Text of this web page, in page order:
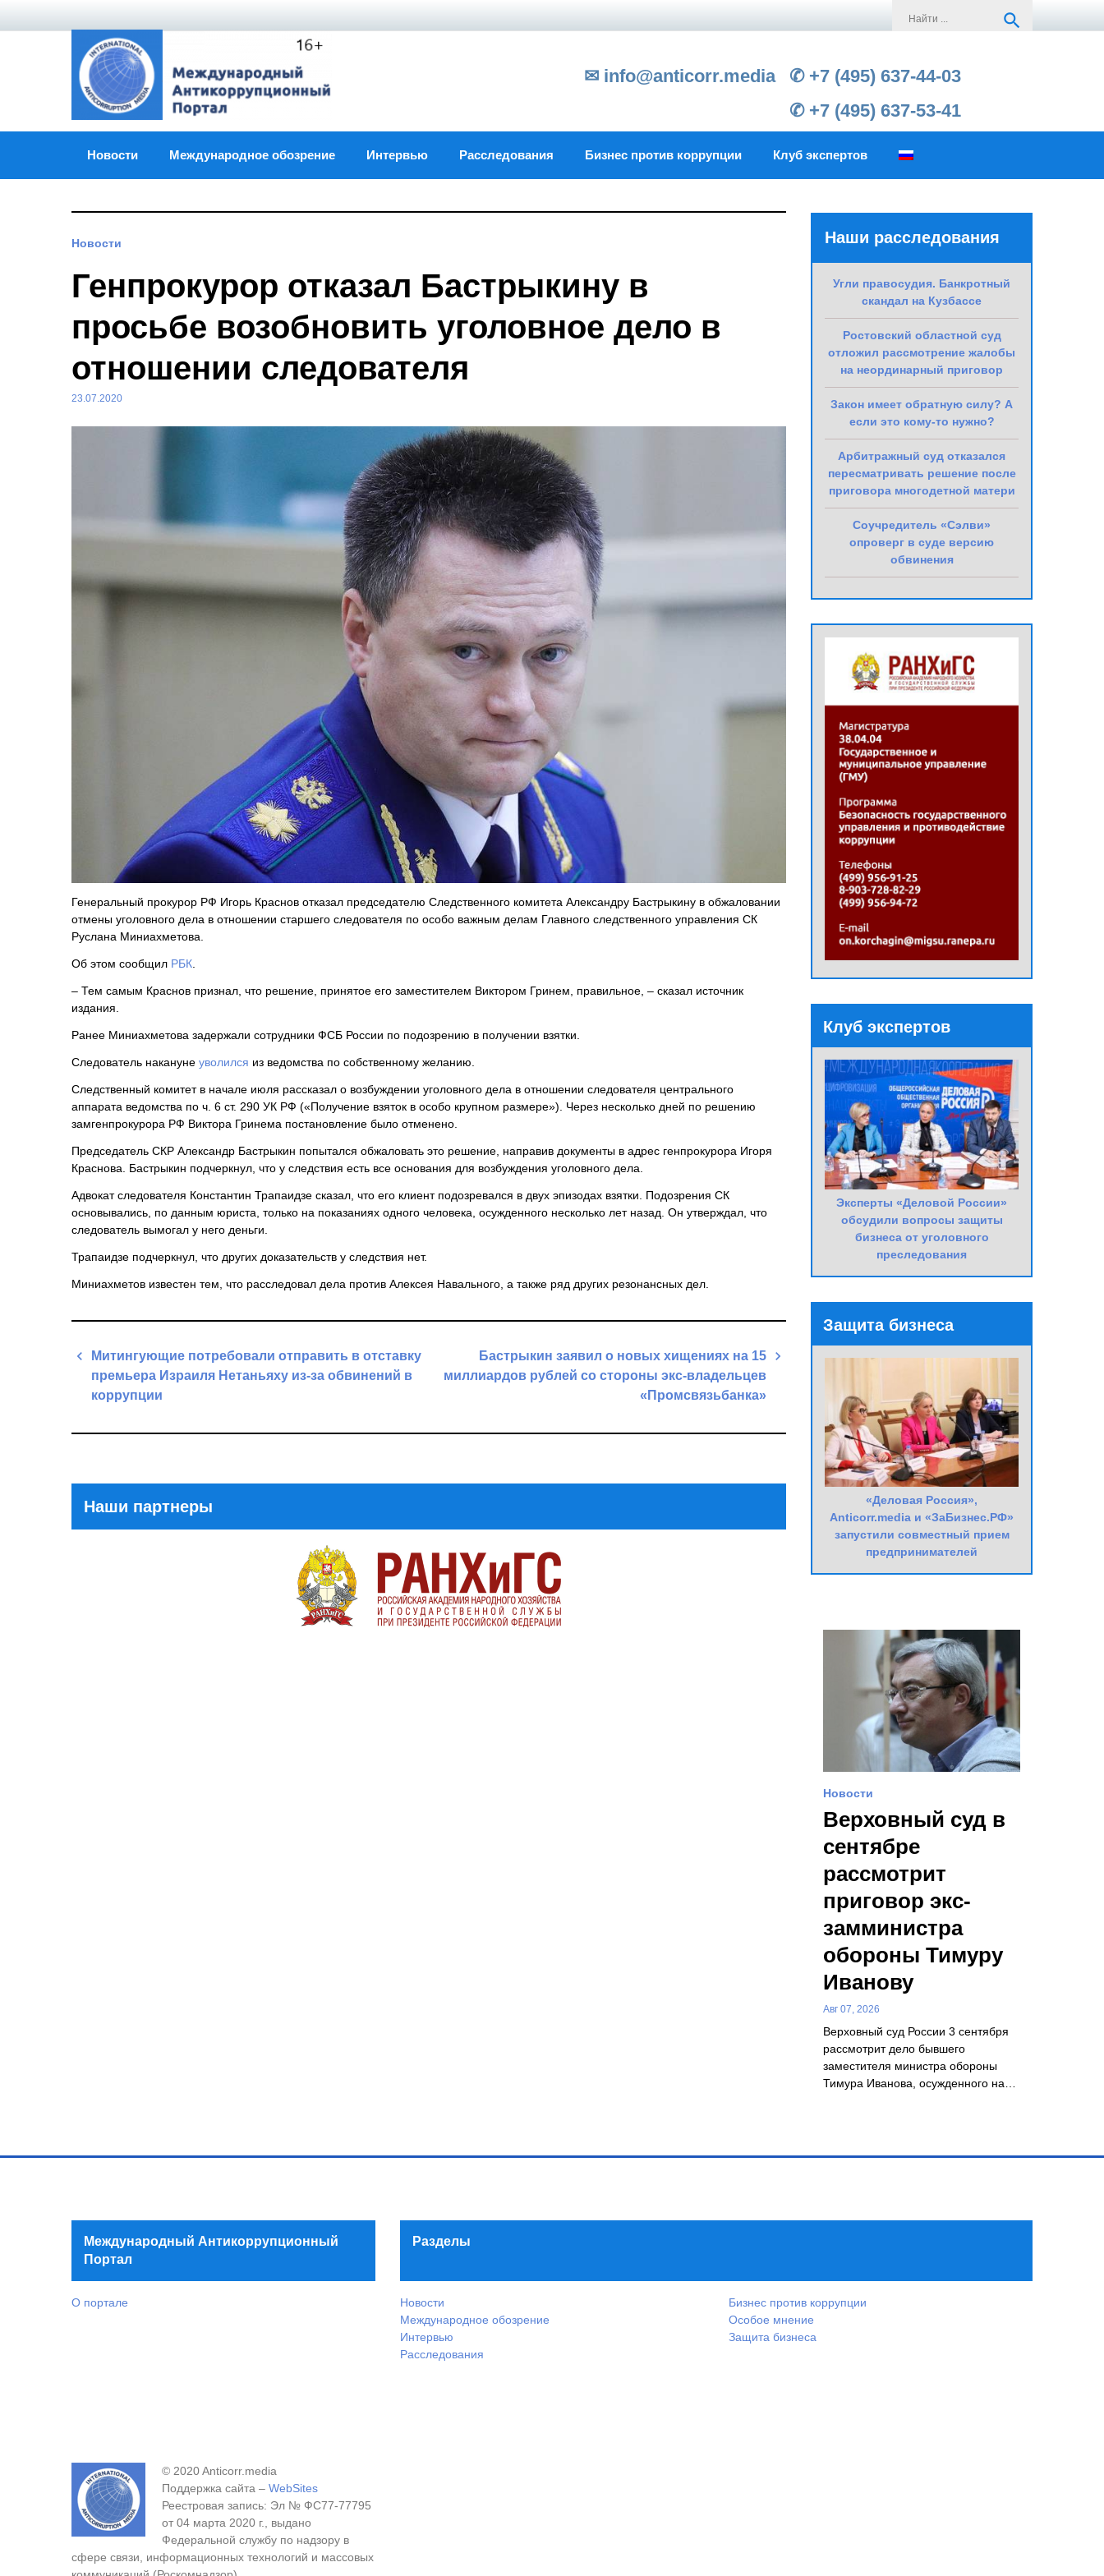
search
✉ info@anticorr.media
✆ +7 (495) 637-44-03
✆ +7 (495) 637-53-41
Новости Международное обозрение Интервью Расследования Бизнес против коррупции Клуб экспертов
Новости
Генпрокурор отказал Бастрыкину в
просьбе возобновить уголовное дело в
отношении следователя
23.07.2020
Генеральный прокурор РФ Игорь Краснов отказал председателю Следственного комитета Александру Бастрыкину в обжаловании
отмены уголовного дела в отношении старшего следователя по особо важным делам Главного следственного управления СК
Руслана Миниахметова.
Об этом сообщил РБК
– Тем самым Краснов признал, что решение, принятое его заместителем Виктором Гринем, правильное, – сказал источник
издания.
Ранее Миниахметова задержали сотрудники ФСБ России по подозрению в получении взятки.
Следователь накануне уволился из ведомства по собственному желанию.
Следственный комитет в начале июля рассказал о возбуждении уголовного дела в отношении следователя центрального
аппарата ведомства по ч. 6 ст. 290 УК РФ («Получение взяток в особо крупном размере»). Через несколько дней по решению
замгенпрокурора РФ Виктора Гринема постановление было отменено.
Председатель СКР Александр Бастрыкин попытался обжаловать это решение, направив документы в адрес генпрокурора Игоря
Краснова. Бастрыкин подчеркнул, что у следствия есть все основания для возбуждения уголовного дела.
Адвокат следователя Константин Трапаидзе сказал, что его клиент подозревался в двух эпизодах взятки. Подозрения СК
основывались, по данным юриста, только на показаниях одного человека, осужденного несколько лет назад. Он утверждал, что
следователь вымогал у него деньги.
Трапаидзе подчеркнул, что других доказательств у следствия нет.
Миниахметов известен тем, что расследовал дела против Алексея Навального, а также ряд других резонансных дел.
Навигация
по
записям
Митингующие потребовали отправить в отставку
премьера Израиля Нетаньяху из-за обвинений в
коррупции
Бастрыкин заявил о новых хищениях на 15
миллиардов рублей со стороны экс-владельцев
«Промсвязьбанка»
Наши партнеры
Наши расследования
Угли правосудия. Банкротный
скандал на Кузбассе
Ростовский областной суд
отложил рассмотрение жалобы
на неординарный приговор
Закон имеет обратную силу? А
если это кому-то нужно?
Арбитражный суд отказался
пересматривать решение после
приговора многодетной матери
Соучредитель «Сэлви»
опроверг в суде версию
обвинения
Клуб экспертов
Эксперты «Деловой России»
обсудили вопросы защиты
бизнеса от уголовного
преследования
Защита бизнеса
«Деловая Россия»,
Anticorr.media и «ЗаБизнес.РФ»
запустили совместный прием
предпринимателей
Новости
Верховный суд в
сентябре
рассмотрит
приговор экс-
замминистра
обороны Тимуру
Иванову
Авг 07, 2026
Верховный суд России 3 сентября
рассмотрит дело бывшего
заместителя министра обороны
Тимура Иванова, осужденного на…
Международный Антикоррупционный
Портал
О портале
Разделы
Новости
Международное обозрение
Интервью
Расследования
Бизнес против коррупции
Особое мнение
Защита бизнеса
© 2020 Anticorr.media
Поддержка сайта – WebSites
Реестровая запись: Эл № ФС77-77795
от 04 марта 2020 г., выдано
Федеральной службу по надзору в
сфере связи, информационных технологий и массовых